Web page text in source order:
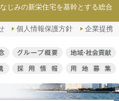
じみの新栄住宅を基幹とする総合
個人情報保護方針 企業提携
> 第1回「福岡クラシック音楽